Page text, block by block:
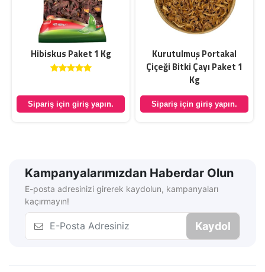
Hibiskus Paket 1 Kg
Sipariş için giriş yapın.
Kurutulmuş Portakal
Çiçeği Bitki Çayı Paket 1
Kg
Sipariş için giriş yapın.
Kampanyalarımızdan Haberdar Olun
E-posta adresinizi girerek kaydolun, kampanyaları
kaçırmayın!
Kaydol